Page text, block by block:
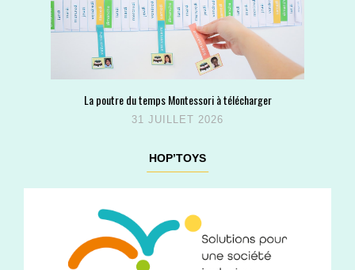
La poutre du temps Montessori à télécharger
31 JUILLET 2026
HOP’TOYS